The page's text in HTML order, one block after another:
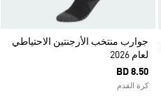
جوارب منتخب الأرجنتين الاحتياطي
لعام 2026
BD 8.50
كرة القدم